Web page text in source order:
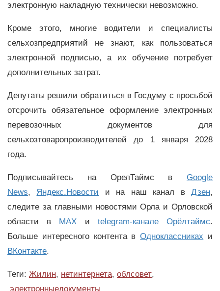
электронную накладную технически невозможно.
Кроме этого, многие водители и специалисты
сельхозпредприятий не знают, как пользоваться
электронной подписью, а их обучение потребует
дополнительных затрат.
Депутаты решили обратиться в Госдуму с просьбой
отсрочить обязательное оформление электронных
перевозочных документов для
сельхозтоваропроизводителей до 1 января 2028
года.
Подписывайтесь на ОрелТаймс в Google
News, Яндекс.Новости и на наш канал вДзен,
следите за главными новостями Орла и Орловской
области в MAX и telegram-канале Орёлтаймс.
Больше интересного контента вОдноклассниках и
ВКонтакте.
Теги: Жилин, нетинтернета, облсовет,
электронныедокументы